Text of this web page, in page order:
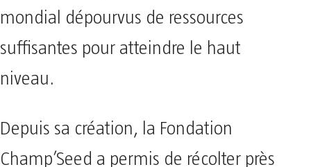
mondial dépourvus de ressources
suffisantes pour atteindre le haut
niveau.
Depuis sa création, la Fondation
Champ’Seed a permis de récolter près